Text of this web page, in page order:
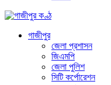
গাজীপুর
জেলা প্রশাসন
জিএমপি
জেলা পুলিশ
সিটি কর্পোরেশন